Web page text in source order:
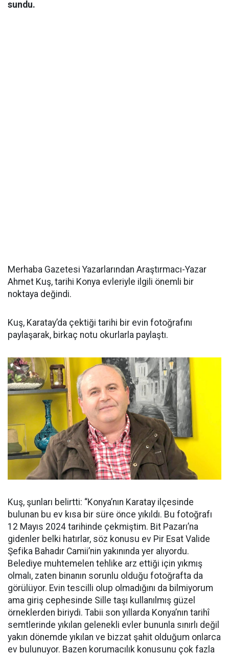
sundu.
Merhaba Gazetesi Yazarlarından Araştırmacı-Yazar
Ahmet Kuş, tarihi Konya evleriyle ilgili önemli bir
noktaya değindi.
Kuş, Karatay’da çektiği tarihi bir evin fotoğrafını
paylaşarak, birkaç notu okurlarla paylaştı.
Kuş, şunları belirtti: “Konya’nın Karatay ilçesinde
bulunan bu ev kısa bir süre önce yıkıldı. Bu fotoğrafı
12 Mayıs 2024 tarihinde çekmiştim. Bit Pazarı’na
gidenler belki hatırlar, söz konusu ev Pir Esat Valide
Şefika Bahadır Camii’nin yakınında yer alıyordu.
Belediye muhtemelen tehlike arz ettiği için yıkmış
olmalı, zaten binanın sorunlu olduğu fotoğrafta da
görülüyor. Evin tescilli olup olmadığını da bilmiyorum
ama giriş cephesinde Sille taşı kullanılmış güzel
örneklerden biriydi. Tabii son yıllarda Konya’nın tarihî
semtlerinde yıkılan gelenekli evler bununla sınırlı değil
yakın dönemde yıkılan ve bizzat şahit olduğum onlarca
ev bulunuyor. Bazen korumacılık konusunu çok fazla